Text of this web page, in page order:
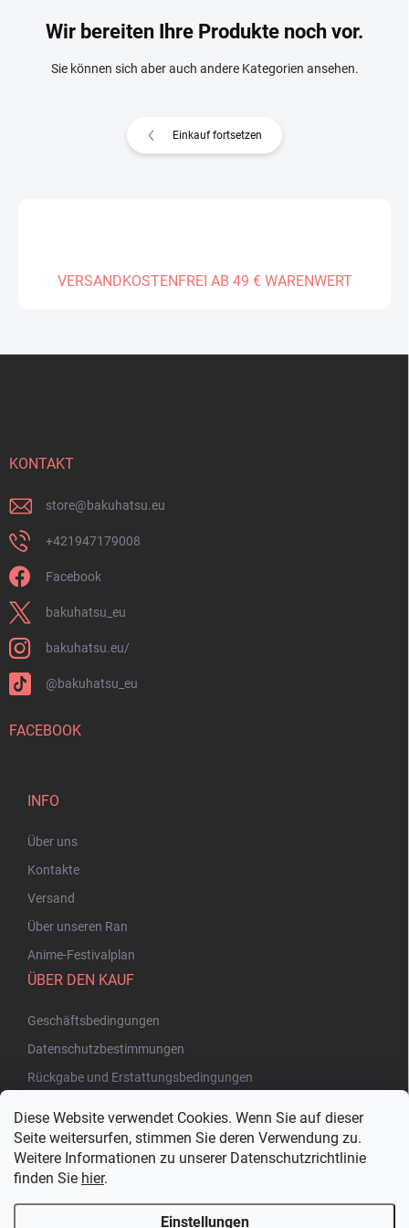
Diese Website verwendet Cookies. Wenn Sie auf dieser
Seite weitersurfen, stimmen Sie deren Verwendung zu.
Weitere Informationen zu unserer Datenschutzrichtlinie
finden Sie hier.
Einstellungen
Wir bereiten Ihre Produkte noch vor.
Sie können sich aber auch andere Kategorien ansehen.
Einkauf fortsetzen
VERSANDKOSTENFREI AB 49 € WARENWERT
KONTAKT
store@bakuhatsu.eu
+421947179008
Facebook
bakuhatsu_eu
bakuhatsu.eu/
@bakuhatsu_eu
FACEBOOK
INFO
Über uns
Kontakte
Versand
Über unseren Ran
Anime-Festivalplan
ÜBER DEN KAUF
Geschäftsbedingungen
Datenschutzbestimmungen
Rückgabe und Erstattungsbedingungen